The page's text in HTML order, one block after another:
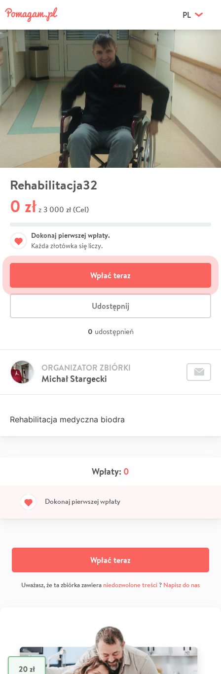
PL
Rehabilitacja32
0 zł z 3 000 zł (Cel)
Dokonaj pierwszej wpłaty.
Każda złotówka się liczy.
Wpłać teraz
Udostępnij
0 udostępnień
Michał Stargecki
ORGANIZATOR ZBIÓRKI
Rehabilitacja medyczna biodra
Wpłaty: 0
Dokonaj pierwszej wpłaty
Wpłać teraz
Uważasz, że ta zbiórka zawiera niedozwolone treści? Napisz do nas